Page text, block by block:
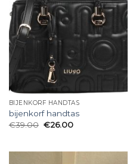
BIJENKORF HANDTAS
bijenkorf handtas
€39.00 €26.00